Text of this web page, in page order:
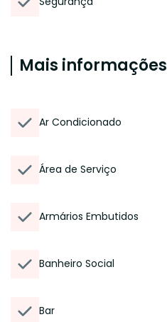
Mais informações
Ar Condicionado
Área de Serviço
Armários Embutidos
Banheiro Social
Bar